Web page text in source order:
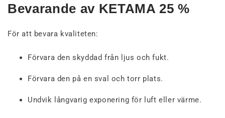
Bevarande av KETAMA 25 %
För att bevara kvaliteten:
Förvara den skyddad från ljus och fukt.
Förvara den på en sval och torr plats.
Undvik långvarig exponering för luft eller värme.